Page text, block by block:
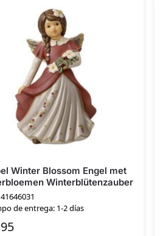
Winter Blossom Engel met
Winterblütenzauber
de entrega: 1-2 días